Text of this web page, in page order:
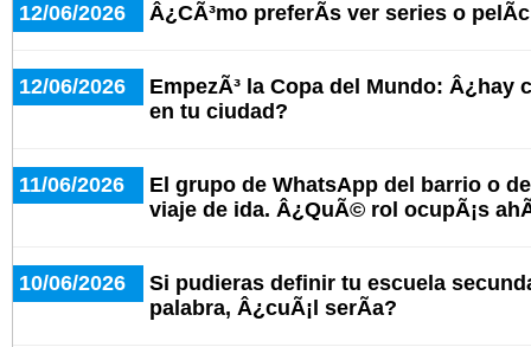
12/06/2026 Â¿CÃ³mo preferÃ­s ver series o
12/06/2026
EmpezÃ³ la Copa del Mundo: Â¿hay
en tu ciudad?
11/06/2026
El grupo de WhatsApp del barrio o
viaje de ida. Â¿QuÃ© rol ocupÃ¡s
10/06/2026
Si pudieras definir tu escuela
palabra, Â¿cuÃ¡l serÃ­a?